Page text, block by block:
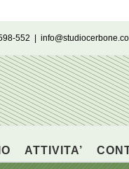
552
ATTIVITA’